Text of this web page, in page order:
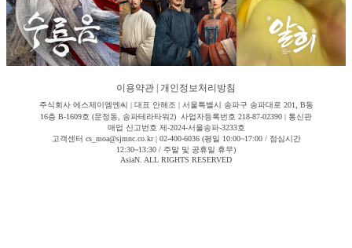
이용약관 개인정보처리방침
주식회사 에스제이엠엔씨 | 대표 안해조 | 서울특별시 송파구 송파대로 201, B동
16층 B-1609호 (문정동, 송파테라타워2) 사업자등록번호 218-87-02390 | 통신판
매업 신고번호 제-2024-서울송파-3233호
고객센터 cs_moa@sjmnc.co.kr | 02-400-6036 (평일 10:00~17:00 / 점심시간
12:30~13:30 / 주말 및 공휴일 휴무)
AsiaN. ALL RIGHTS RESERVED